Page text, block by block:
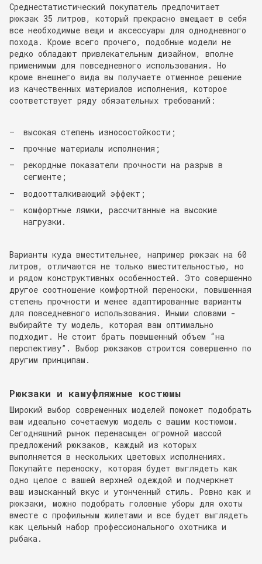
Среднестатистический покупатель предпочитает
рюкзак 35 литров, который прекрасно вмещает в себя
все необходимые вещи и аксессуары для однодневного
похода. Кроме всего прочего, подобные модели не
редко обладают привлекательным дизайном, вполне
применимым для повседневного использования. Но
кроме внешнего вида вы получаете отменное решение
из качественных материалов исполнения, которое
соответствует ряду обязательных требований:
высокая степень износостойкости;
прочные материалы исполнения;
рекордные показатели прочности на разрыв в
сегменте;
водоотталкивающий эффект;
комфортные лямки, рассчитанные на высокие
нагрузки.
Варианты куда вместительнее, например рюкзак на 60
литров, отличаются не только вместительностью, но
и рядом конструктивных особенностей. Это совершенно
другое соотношение комфортной переноски, повышенная
степень прочности и менее адаптированные варианты
для повседневного использования. Иными словами -
выбирайте ту модель, которая вам оптимально
подходит. Не стоит брать повышенный объем “на
перспективу”. Выбор рюкзаков строится совершенно по
другим принципам.
Рюкзаки и камуфляжные костюмы
Широкий выбор современных моделей поможет подобрать
вам идеально сочетаемую модель с вашим костюмом.
Сегодняшний рынок перенасыщен огромной массой
предложений рюкзаков, каждый из которых
выполняется в нескольких цветовых исполнениях.
Покупайте переноску, которая будет выглядеть как
одно целое с вашей верхней одеждой и подчеркнет
ваш изысканный вкус и утонченный стиль. Ровно как и
рюкзаки, можно подобрать головные уборы для охоты
вместе с профильным жилетами и все будет выглядеть
как цельный набор профессионального охотника и
рыбака.